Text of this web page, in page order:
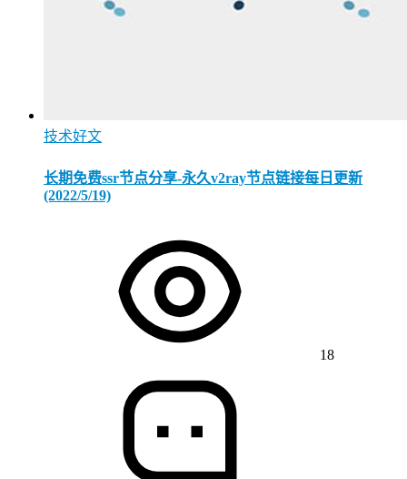
技术好文
长期免费ssr节点分享-永久v2ray节点链接每日更新
(2022/5/19)
18